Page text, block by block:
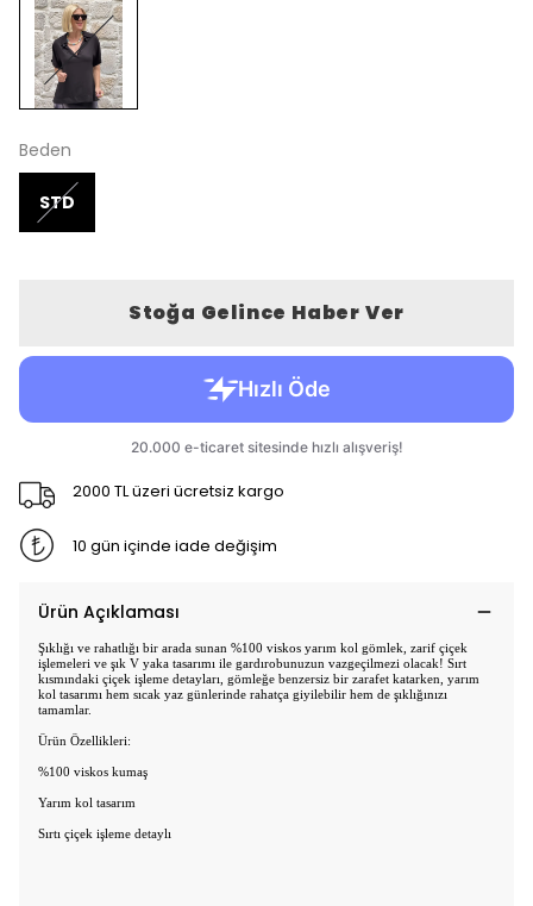
Beden
STD
Stoğa Gelince Haber Ver
2000 TL üzeri ücretsiz kargo
10 gün içinde iade değişim
Ürün Açıklaması
Şıklığı ve rahatlığı bir arada sunan %100 viskos yarım kol gömlek, zarif çiçek
işlemeleri ve şık V yaka tasarımı ile gardırobunuzun vazgeçilmezi olacak! Sırt
kısmındaki çiçek işleme detayları, gömleğe benzersiz bir zarafet katarken, yarım
kol tasarımı hem sıcak yaz günlerinde rahatça giyilebilir hem de şıklığınızı
tamamlar.
Ürün Özellikleri:
%100 viskos kumaş
Yarım kol tasarım
Sırtı çiçek işleme detaylı